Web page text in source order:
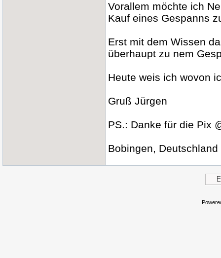
Vorallem möchte ich
Kauf eines Gespanns
Erst mit dem Wissen
überhaupt zu nem
Heute weis ich wovon
Gruß Jürgen
PS.: Danke für die Pix
Bobingen,